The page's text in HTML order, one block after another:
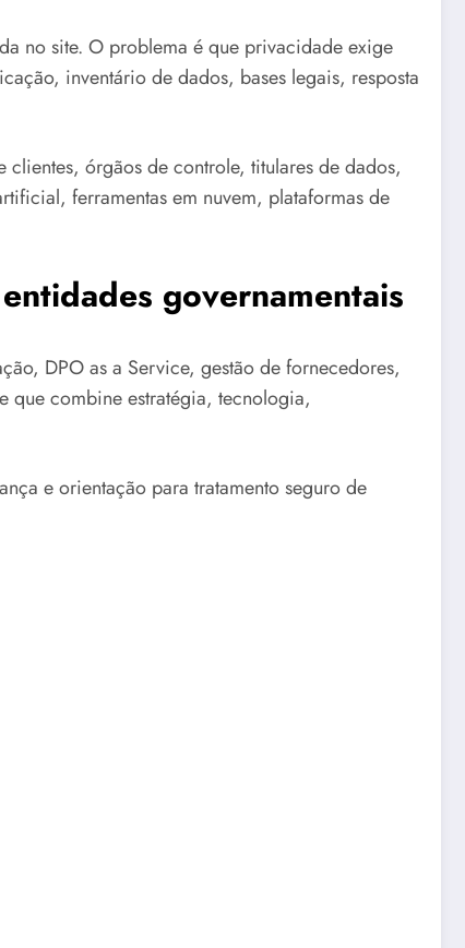
no site. O problema é que privacidade exige
inventário de dados, bases legais, resposta
órgãos de controle, titulares de dados,
ferramentas em nuvem, plataformas de
governamentais
DPO as a Service, gestão de fornecedores,
que combine estratégia, tecnologia,
e orientação para tratamento seguro de